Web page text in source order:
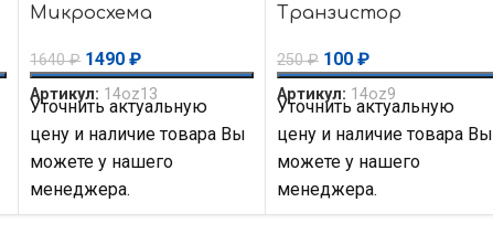
Микросхема
АЦП 14-Bit Analog
Devices
1640₽ 1490₽
Артикул: 14oz13
Уточнить актуальную
цену и наличие товара Вы
можете у нашего
менеджера.
Транзистор
100mA 100MHz 300mW
250₽ 100 ₽
Артикул: 14oz9
Уточнить актуальную
цену и наличие товара Вы
можете у нашего
менеджера.